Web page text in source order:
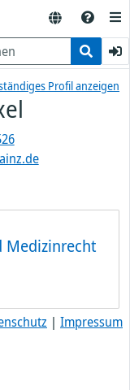
Profil anzeigen
Medizinrecht
| Impressum